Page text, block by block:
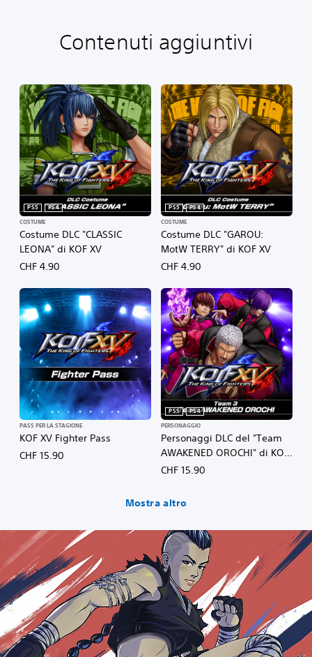
Contenuti aggiuntivi
Costume DLC "CLASSIC
LEONA" di KOF XV
PS5
PS4
COSTUME
CHF 4.90
Costume DLC "GAROU:
MotW TERRY" di KOF XV
PS5
PS4
COSTUME
CHF 4.90
KOF XV Fighter Pass
PASS PER LA STAGIONE
CHF 15.90
Personaggi DLC del "Team
AWAKENED OROCHI" di KOF
XV
PS5
PS4
PERSONAGGIO
CHF 15.90
Mostra altro